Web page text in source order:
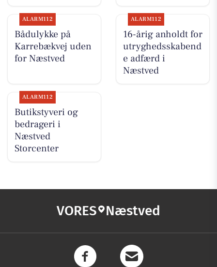
ALARM112
Bådulykke på
Karrebækvej uden
for Næstved
ALARM112
16-årig anholdt for
utryghedsskabend
e adfærd i
Næstved
ALARM112
Butikstyveri og
bedrageri i
Næstved
Storcenter
VORES Næstved